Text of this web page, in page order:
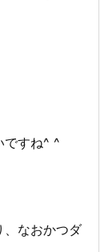
ですね^ ^
、なおかつダ